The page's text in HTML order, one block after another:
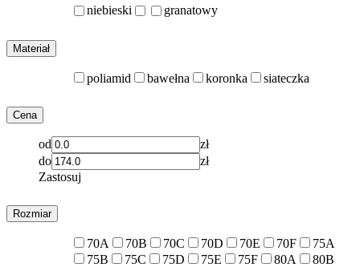
niebieski granatowy
Materiał
poliamid bawełna koronka siateczka
Cena
od
zł
do
zł
Zastosuj
Rozmiar
70A 70B 70C 70D 70E 70F
75A
75B
75C 75D 75E 75F 80A
80B